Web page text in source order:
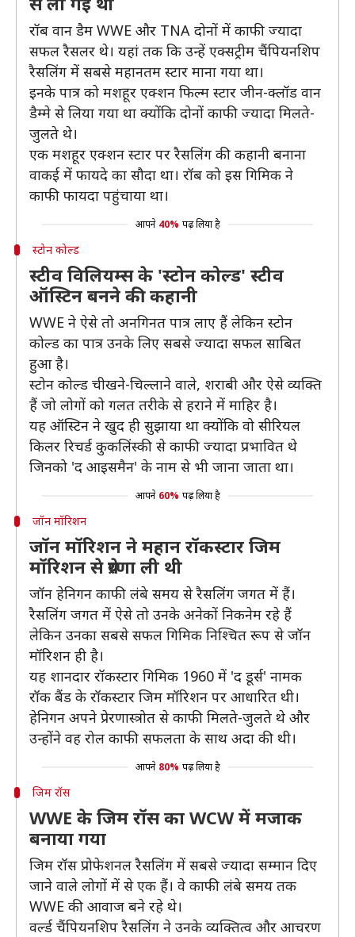
रॉब वान डैम WWE और TNA दोनों में काफी ज्यादा
सफल रैसलर थे। यहां तक कि उन्हें एक्सट्रीम चैंपियनशिप
रैसलिंग में सबसे महानतम स्टार माना गया था।
इनके पात्र को मशहूर एक्शन फिल्म स्टार जीन-क्लॉड वान
डैम्मे से लिया गया था क्योंकि दोनों काफी ज्यादा मिलते-
जुलते थे।
एक मशहूर एक्शन स्टार पर रैसलिंग की कहानी बनाना
वाकई में फायदे का सौदा था। रॉब को इस गिमिक ने
काफी फायदा पहुंचाया था।
आपने 40% पढ़ लिया है
स्टोन कोल्ड
स्टीव विलियम्स के 'स्टोन कोल्ड' स्टीव
ऑस्टिन बनने की कहानी
WWE ने ऐसे तो अनगिनत पात्र लाए हैं लेकिन स्टोन
कोल्ड का पात्र उनके लिए सबसे ज्यादा सफल साबित
हुआ है।
स्टोन कोल्ड चीखने-चिल्लाने वाले, शराबी और ऐसे व्यक्ति
हैं जो लोगों को गलत तरीके से हराने में माहिर है।
यह ऑस्टिन ने खुद ही सुझाया था क्योंकि वो सीरियल
किलर रिचर्ड कुकलिंस्की से काफी ज्यादा प्रभावित थे
जिनको 'द आइसमैन' के नाम से भी जाना जाता था।
आपने 60% पढ़ लिया है
जॉन मॉरिशन
जॉन मॉरिशन ने महान रॉकस्टार जिम
मॉरिशन से प्रेरणा ली थी
जॉन हेनिगन काफी लंबे समय से रैसलिंग जगत में हैं।
रैसलिंग जगत में ऐसे तो उनके अनेकों निकनेम रहे हैं
लेकिन उनका सबसे सफल गिमिक निश्चित रूप से जॉन
मॉरिशन ही है।
यह शानदार रॉकस्टार गिमिक 1960 में 'द डूर्स' नामक
रॉक बैंड के रॉकस्टार जिम मॉरिशन पर आधारित थी।
हेनिगन अपने प्रेरणास्त्रोत से काफी मिलते-जुलते थे और
उन्होंने वह रोल काफी सफलता के साथ अदा की थी।
आपने 80% पढ़ लिया है
जिम रॉस
WWE के जिम रॉस का WCW में मजाक
बनाया गया
जिम रॉस प्रोफेशनल रैसलिंग में सबसे ज्यादा सम्मान दिए
जाने वाले लोगों में से एक हैं। वे काफी लंबे समय तक
WWE की आवाज बने रहे थे।
वर्ल्ड चैंपियनशिप रैसलिंग ने उनके व्यक्तित्व और आचरण